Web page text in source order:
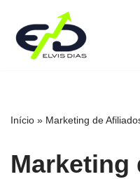
Pular
para
Início » Marketing de
Marketing